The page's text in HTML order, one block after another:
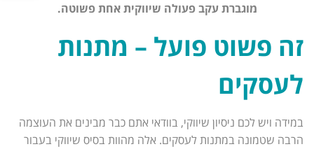
מוגברת עקב פעולה שיווקית אחת פשוטה.
זה פשוט פועל – מתנות
לעסקים
במידה ויש לכם ניסיון שיווקי, בוודאי אתם כבר מבינים את העוצמה
הרבה שטמונה במתנות לעסקים. אלה מהוות בסיס שיווקי בעבור